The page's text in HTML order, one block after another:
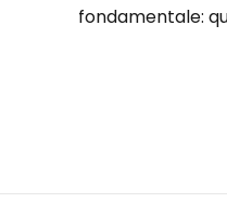
fondamentale: